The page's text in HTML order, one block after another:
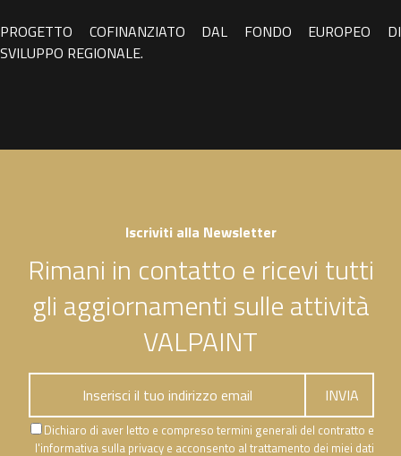
PROGETTO COFINANZIATO DAL FONDO EUROPEO DI
SVILUPPO REGIONALE.
Iscriviti alla Newsletter
Rimani in contatto e ricevi tutti
gli aggiornamenti sulle attività
VALPAINT
Dichiaro di aver letto e compreso termini generali del contratto e
l'informativa sulla privacy e acconsento al trattamento dei miei dati